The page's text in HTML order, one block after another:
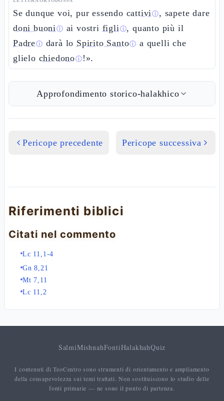
Se dunque voi, pur essendo cattiviⓘ, sapete dare
doni buoniⓘ ai vostri figliⓘ, quanto più il
Padreⓘ darà lo Spirito Santoⓘ a quelli che
glielo chiedonoⓘ !».
Approfondimento storico-halakhico
Pericope precedente Pericope successiva
Riferimenti biblici
Citati nel commento
Lc 11,1-4
Gn 8,21
Mt 7,11
Lc 11,2
SalmiMishnahFontiHalakhahQuiz
I contenuti di TeoCentro sono strumenti di orientamento e ampliamento
della consapevolezza sui temi trattati. Non sostituiscono lo studio delle
fonti primarie — ne sono il punto di partenza.